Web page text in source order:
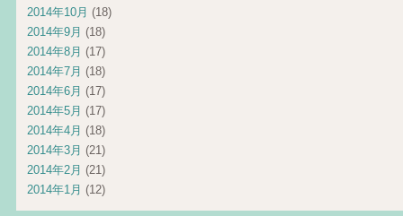
2014年10月 (18)
2014年9月 (18)
2014年8月 (17)
2014年7月 (18)
2014年6月 (17)
2014年5月 (17)
2014年4月 (18)
2014年3月 (21)
2014年2月 (21)
2014年1月 (12)